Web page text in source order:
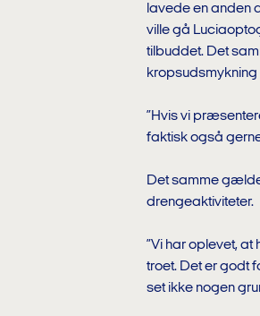
lavede en anden
ville gå
tilbuddet. Det
”Hvis vi
faktisk også
Det samme
drengeaktiviteter.
”Vi har oplevet,
troet. Det er godt
set ikke nogen